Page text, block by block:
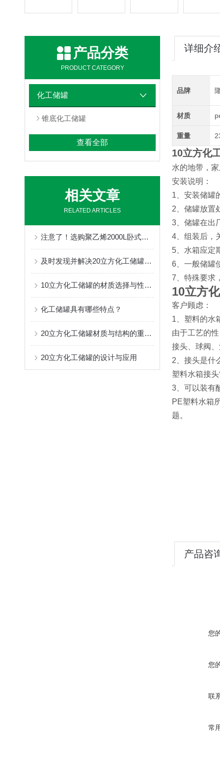
产品分类
PRODUCT CATEGORY
化工储罐
锥底化工储罐
查看全部
相关文章
RELATED ARTICLES
注意了！选购聚乙烯2000L卧式储罐时要多考虑这些因素
及时发现并解决20立方化工储罐故障很重要
10立方化工储罐的材质选择与性能特点
化工储罐具有哪些特点？
20立方化工储罐材质与结构的重要性
20立方化工储罐的设计与应用
详细介
品牌
材质
重量
10立方化
水的地带，
安装说明：
1、安装储罐
2、储罐放置
3、储罐在出
4、组装后，
5、水箱应定
6、一般储罐
7、特殊要求
10立方
客户顾虑：
1、塑料的水
由于工艺的
接头、球阀
2、接头是什
塑料水箱接
3、可以装有
PE塑料水箱
题。
产品咨
您
您
联
常